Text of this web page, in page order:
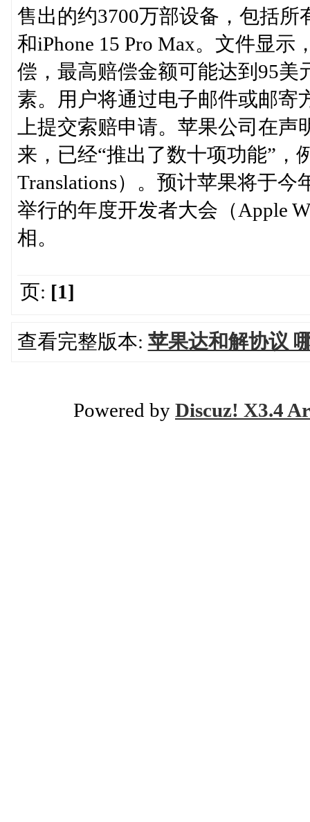
售出的约3700万部设备，包括所
和iPhone 15 Pro Max。文件显
偿，最高赔偿金额可能达到95
素。用户将通过电子邮件或邮寄
上提交索赔申请。苹果公司在声
来，已经“推出了数十项功能”，
Translations）。预计苹果将于
举行的年度开发者大会（Apple
相。
页: [1]
查看完整版本: 苹果达和解协议
Powered by Discuz! X3.4